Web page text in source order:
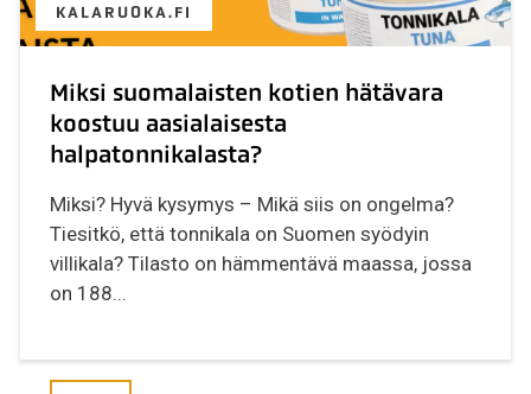
KALARUOKA.FI
Miksi suomalaisten kotien hätävara
koostuu aasialaisesta
halpatonnikalasta?
Miksi? Hyvä kysymys – Mikä siis on ongelma?
Tiesitkö, että tonnikala on Suomen syödyin
villikala? Tilasto on hämmentävä maassa, jossa
on 188...